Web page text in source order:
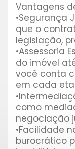
Vantagens
•Segurança
que o
legislação,
•Assessoria
do imóvel
você conta
em cada
como
negociação
•Facilidade
burocrático